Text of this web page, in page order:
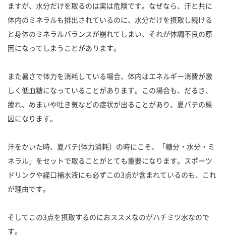
ますが、水分だけを取るのは実は危険です。なぜなら、汗と共に
体内のミネラルも排出されているのに、水分だけを摂取し続ける
と身体のミネラルバランスが崩れてしまい、それが体調不良の原
因になってしまうことがあります。
また暑さで体力を消耗している場合、体内はエネルギー消費が激
しく低血糖になっていることがあります。この場合も、だるさ、
疲れ、めまいや吐き気などの症状が出ることがあり、夏バテの原
因になります。
汗をかいた時、夏バテ(体力消耗）の時にこそ、「糖分・水分・ミ
ネラル」をセットで取ることがとても重要になります。スポーツ
ドリンクや経口補水液にも必ずこの3点が含まれているのも、これ
が理由です。
そしてこの3点を摂取するのにおススメなのがハチミツ水なので
す。